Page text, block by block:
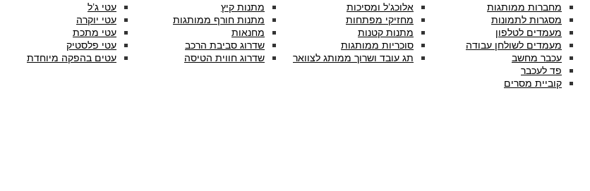
מחברות ממותגות
מסגרות לתמונות
מעמדים לטלפון
מעמדים לשולחן עבודה
עכבר מחשב
פד לעכבר
קוביית מסרים
אלוכג’ל ומסיכות
מחזיקי מפתחות
מתנות קטנות
סוכריות ממותגות
תג עובד ושרוך ממותג לצוואר
מתנות קיץ
מתנות חורף ממותגות
מחנאות
שדרוג סביבת הרכב
שדרוג חווית הטיסה
עטי ג’ל
עטי יוקרה
עטי מתכת
עטי פלסטיק
עטים בהפקה מיוחדת